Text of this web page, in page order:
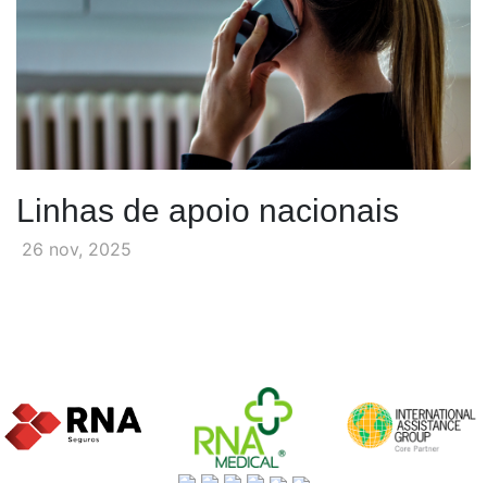
Linhas de apoio nacionais
26 nov, 2025